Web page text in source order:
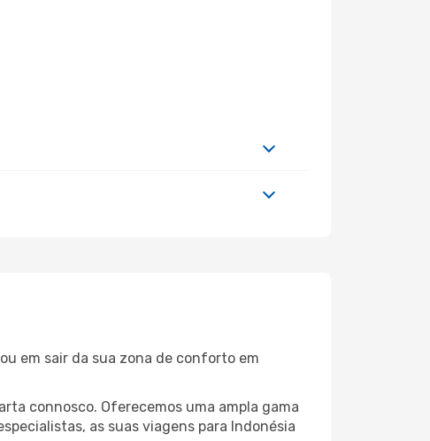
em sair da sua zona de conforto em
connosco. Oferecemos uma ampla gama
as suas viagens para Indonésia